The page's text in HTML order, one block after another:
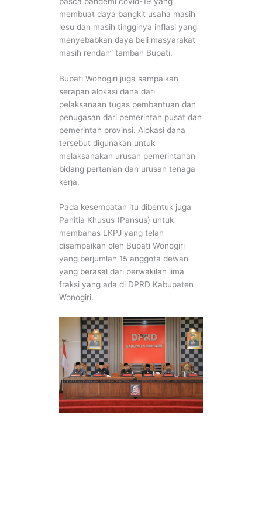
membuat daya bangkit usaha masih
lesu dan masih tingginya inflasi yang
menyebabkan daya beli masyarakat
masih rendah” tambah Bupati.
Bupati Wonogiri juga sampaikan
serapan alokasi dana dari
pelaksanaan tugas pembantuan dan
penugasan dari pemerintah pusat dan
pemerintah provinsi. Alokasi dana
tersebut digunakan untuk
melaksanakan urusan pemerintahan
bidang pertanian dan urusan tenaga
kerja.
Pada kesempatan itu dibentuk juga
Panitia Khusus (Pansus) untuk
membahas LKPJ yang telah
disampaikan oleh Bupati Wonogiri
yang berjumlah 15 anggota dewan
yang berasal dari perwakilan lima
fraksi yang ada di DPRD Kabupaten
Wonogiri.